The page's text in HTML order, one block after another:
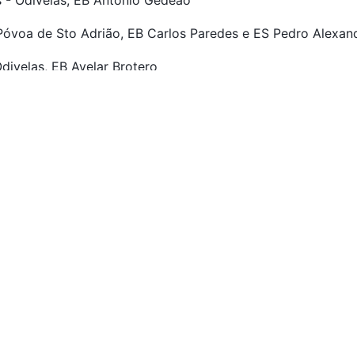
de Sto Adrião, EB Carlos Paredes e ES Pedro
EB Avelar Brotero